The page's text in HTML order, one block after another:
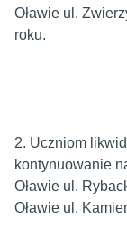
Oławie ul.
roku.
2. Uczniom
kontynuowanie
Oławie ul.
Oławie ul.